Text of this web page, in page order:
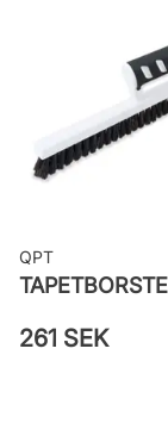
väggen
02
QPT
TAPETBORSTE
261 SEK